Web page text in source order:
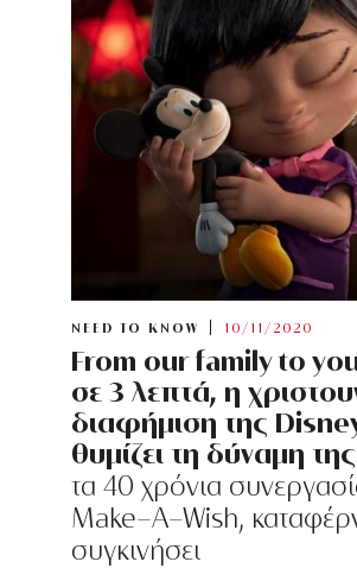
NEED TO KNOW 10/11/2020
From our family to
σε 3 λεπτά, η
διαφήμιση της
θυμίζει τη δύναμη
τα 40 χρόνια
Make-A-Wish,
συγκινήσει